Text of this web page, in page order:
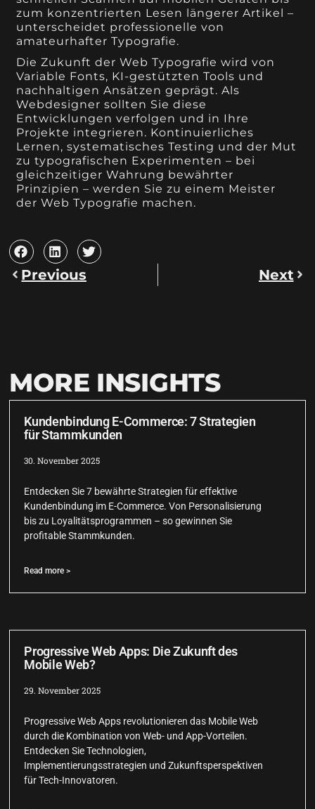
zum konzentrierten Lesen längerer Artikel –
unterscheidet professionelle von
amateurhafter Typografie.
Die Zukunft der Web Typografie wird von
Variable Fonts, KI-gestützten Tools und
nachhaltigen Ansätzen geprägt. Als
Webdesigner sollten Sie diese
Entwicklungen verfolgen und in Ihre
Projekte integrieren. Kontinuierliches
Lernen, systematisches Testing und der Mut
zu typografischen Experimenten – bei
gleichzeitiger Wahrung bewährter
Prinzipien – werden Sie zu einem Meister
der Web Typografie machen.
Previous Next
MORE INSIGHTS
Kundenbindung E-Commerce: 7 Strategien
für Stammkunden
30. November 2025
Entdecken Sie 7 bewährte Strategien für effektive
Kundenbindung im E-Commerce. Von Personalisierung
bis zu Loyalitätsprogrammen – so gewinnen Sie
profitable Stammkunden.
Read more >
Progressive Web Apps: Die Zukunft des
Mobile Web?
29. November 2025
Progressive Web Apps revolutionieren das Mobile Web
durch die Kombination von Web- und App-Vorteilen.
Entdecken Sie Technologien,
Implementierungsstrategien und Zukunftsperspektiven
für Tech-Innovatoren.